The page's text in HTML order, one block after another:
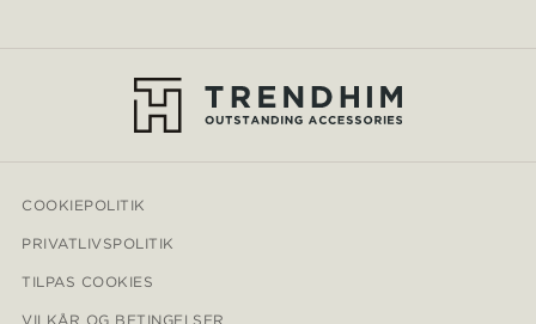
COOKIEPOLITIK
PRIVATLIVSPOLITIK
TILPAS COOKIES
VILKÅR OG BETINGELSER